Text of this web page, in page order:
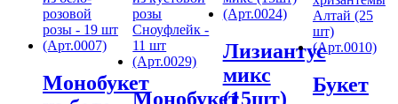
Монобукет
Монобукет
Лизиантус
микс
(15шт)
Букет